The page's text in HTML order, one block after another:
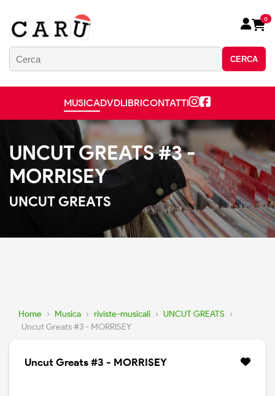
CERCA
0
MUSICADVDLIBRICONTATTI
UNCUT GREATS #3 -
MORRISEY
UNCUT GREATS
Home › Musica › riviste-musicali › UNCUT GREATS ›
Uncut Greats #3 - MORRISEY
Uncut Greats #3 - MORRISEY